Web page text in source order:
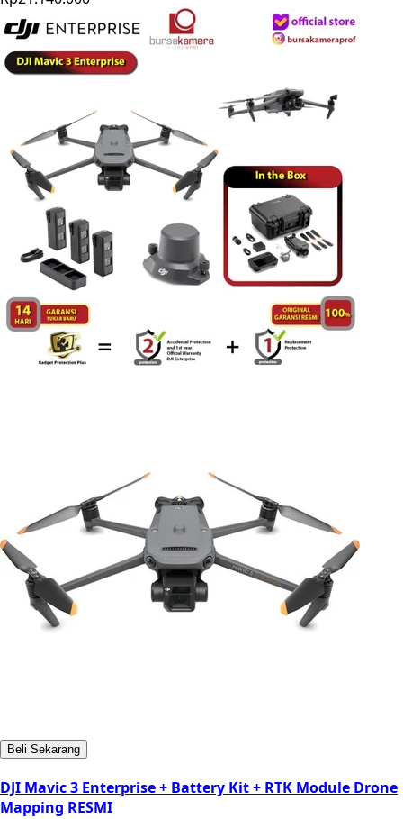
Beli Sekarang
DJI Mavic 3 Enterprise + Battery Kit + RTK Module Drone
Mapping RESMI